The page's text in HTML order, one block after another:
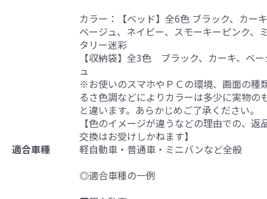
カラー：【ベッド】全6色 ブラック、カー
ベージュ、ネイビー、スモーキーピンク、
タリー迷彩
【収納袋】全3色 ブラック、カーキ、ベ
ュ
※お使いのスマホやＰＣの環境、画面の種
るさ色調などによりカラーは多少に実物の
と違います。あらかじめご了承ください。
【色のイメージが違うなどの理由での、返
交換はお受けしかねます】
適合車種
軽自動車・普通車・ミニバンなど全般
◎適合車種の一例